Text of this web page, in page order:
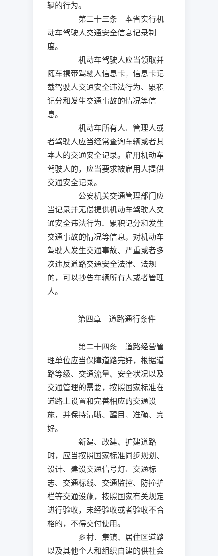
辆的行为。
第二十三条 本省实行机
动车驾驶人交通安全信息记录制
度。
机动车驾驶人应当领取并
随车携带驾驶人信息卡，信息卡记
载驾驶人交通安全违法行为、累积
记分和发生交通事故的情况等信
息。
机动车所有人、管理人或
者驾驶人应当经常查询车辆或者其
本人的交通安全记录。雇用机动车
驾驶人的，应当要求被雇用人提供
交通安全记录。
公安机关交通管理部门应
当记录并无偿提供机动车驾驶人交
通安全违法行为、累积记分和发生
交通事故的情况等信息。对机动车
驾驶人发生交通事故、严重或者多
次违反道路交通安全法律、法规
的，可以抄告车辆所有人或者管理
人。
第四章 道路通行条件
第二十四条 道路经营管
理单位应当保障道路完好，根据道
路等级、交通流量、安全状况以及
交通管理的需要，按照国家标准在
道路上设置和完善相应的交通设
施，并保持清晰、醒目、准确、完
好。
新建、改建、扩建道路
时，应当按照国家标准同步规划、
设计、建设交通信号灯、交通标
志、交通标线、交通监控、防撞护
栏等交通设施，按照国家有关规定
进行验收，未经验收或者验收不合
格的，不得交付使用。
乡村、集镇、居住区道路
以及其他个人和组织自建的供社会